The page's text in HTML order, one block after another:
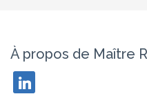
À propos de Maître
linkedin